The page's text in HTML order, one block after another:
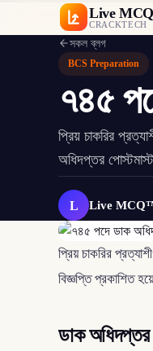
Live
CRACKTECH
সকল ব্লগ
BCS Preparation
৭৪৫
প্রিয় চাকরির
অধিদপ্তর
L Live
প্রিয় চাকরির
বিজ্ঞপ্তি প্রকাশিত
ডাক অধিদপ্তর